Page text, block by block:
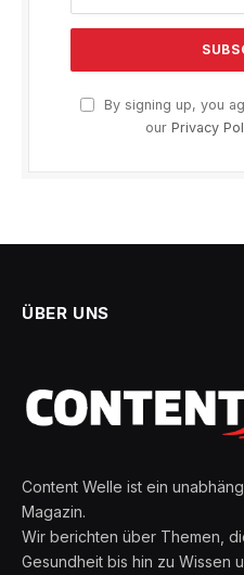
By signing up, you
our Privacy
ÜBER UNS
Content Welle ist ein
Magazin.
Wir berichten über Themen,
Gesundheit bis hin zu Wissen